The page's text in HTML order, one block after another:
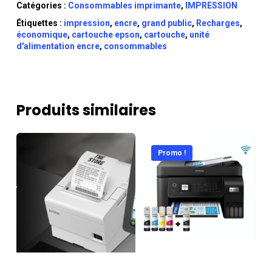
Catégories : Consommables imprimante,
IMPRESSION
Étiquettes : impression, encre, grand public, Recharges,
économique, cartouche epson, cartouche, unité
d'alimentation encre, consommables
Produits similaires
Promo !